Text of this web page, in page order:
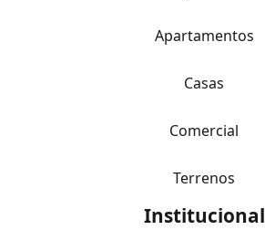
Apartamentos
Casas
Comercial
Terrenos
Institucional